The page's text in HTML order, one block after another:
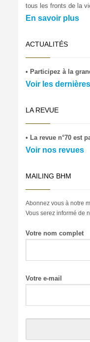
tous les fronts de la
En savoir plus
ACTUALITÉS
• Participez à la
Voir les
LA REVUE
• La revue n°70 est
Voir nos revues
MAILING BHM
Abonnez vous à notre
Vous serez informé de
Votre nom complet
Votre e-mail